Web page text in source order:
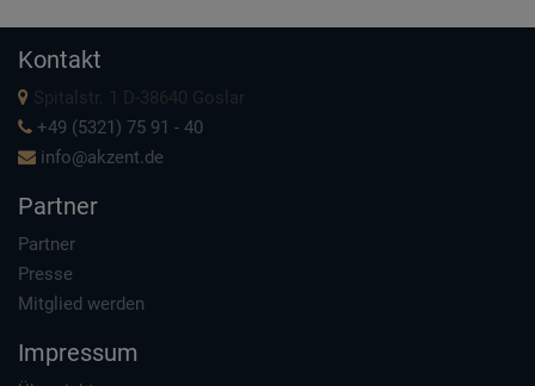
Kontakt
Spitalstr. 1 D-38640 Goslar
+49 (5321) 75 91 - 40
info@akzent.de
Partner
Partner
Presse
Mitglied werden
Impressum